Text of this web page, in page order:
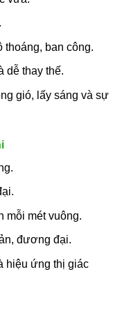
thoáng, ban công.
dễ thay thế.
gió, lấy sáng và sự
mỗi mét vuông.
đương đại.
hiệu ứng thị giác